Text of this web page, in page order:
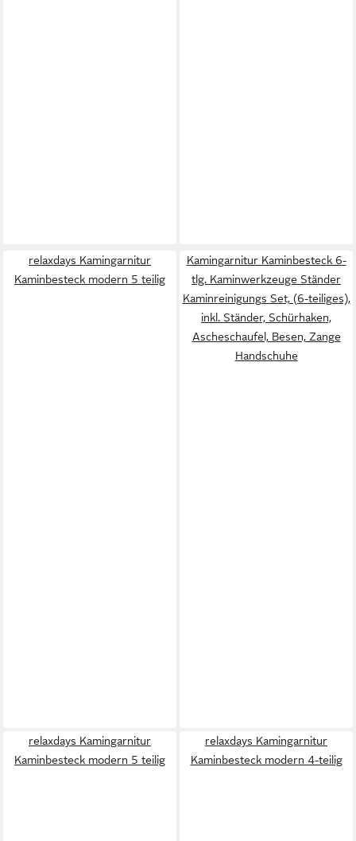
relaxdays Kamingarnitur
Kaminbesteck modern 5 teilig
Kamingarnitur Kaminbesteck 6-
tlg. Kaminwerkzeuge Ständer
Kaminreinigungs Set, (6-teiliges),
inkl. Ständer, Schürhaken,
Ascheschaufel, Besen, Zange
Handschuhe
relaxdays Kamingarnitur
Kaminbesteck modern 5 teilig
relaxdays Kamingarnitur
Kaminbesteck modern 4-teilig